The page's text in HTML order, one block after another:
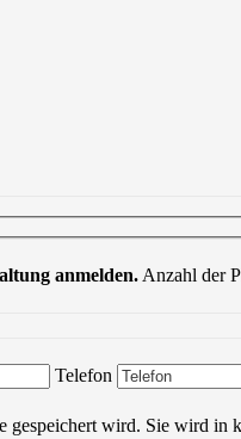
anmelden.Anzahl der
Bitte lasse dieses Feld
Telefon
gespeichert wird. Sie wird in